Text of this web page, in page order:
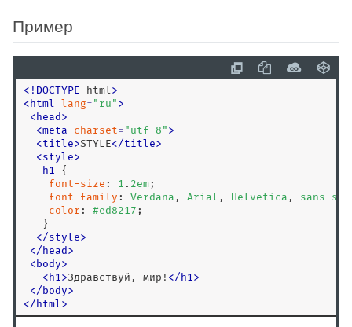
Пример
< ! DOCTYPE html >
< html lang= " ru " >
< head >
<meta charset= " utf-8 " >
<title>STYLE</title>
<style>
h1
{
font-size : 1 . 2em;
font-family : Verdana , Arial , Helvetica , sans-
color : #ed8217 ;
   }
</style>
</ head >
< body>
< h1 >Здравствуй, мир! </ h1 >
</ body>
</ html >
<h5>
<h6>
<header>
<hgroup>
<hr>
<html>
<iframe>
<img>
<input>
<ins>
<isindex>
<kbd>
<keygen>